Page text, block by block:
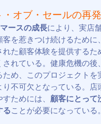
オブ・セールの再
ースの成長により、実店
客を惹きつけ続けるために
れた顧客体験を提供するた
されている。健康危機の後
ため、このプロジェクトを
り不可欠となっている。店
ためには、 顧客にとって
ることが必要になっている。